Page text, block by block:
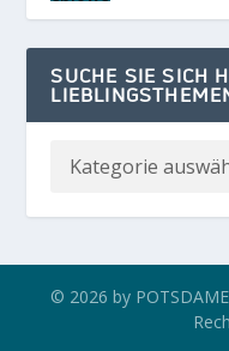
SUCHE SIE SICH
© 2026 by